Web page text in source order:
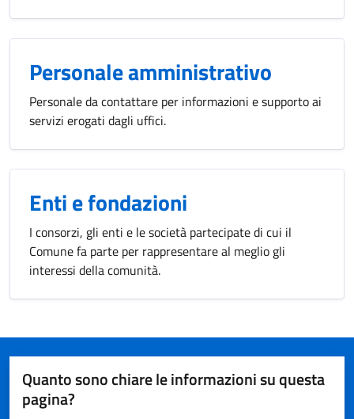
Personale amministrativo
Personale da contattare per informazioni e supporto ai
servizi erogati dagli uffici.
Enti e fondazioni
I consorzi, gli enti e le società partecipate di cui il
Comune fa parte per rappresentare al meglio gli
interessi della comunità.
Quanto sono chiare le informazioni su questa
pagina?